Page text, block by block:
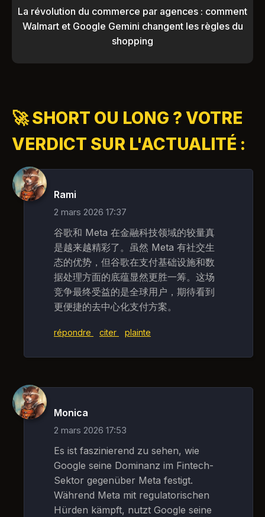
La révolution du commerce par agences : comment
Walmart et Google Gemini changent les règles du
shopping
🚀 SHORT OU LONG ? VOTRE
VERDICT SUR L'ACTUALITÉ :
Rami
2 mars 2026 17:37
谷歌和 Meta 在金融科技领域的较量真
是越来越精彩了。虽然 Meta 有社交生
态的优势，但谷歌在支付基础设施和数
据处理方面的底蕴显然更胜一筹。这场
竞争最终受益的是全球用户，期待看到
更便捷的去中心化支付方案。
répondre citer plainte
Monica
2 mars 2026 17:53
Es ist faszinierend zu sehen, wie
Google seine Dominanz im Fintech-
Sektor gegenüber Meta festigt.
Während Meta mit regulatorischen
Hürden kämpft, nutzt Google seine